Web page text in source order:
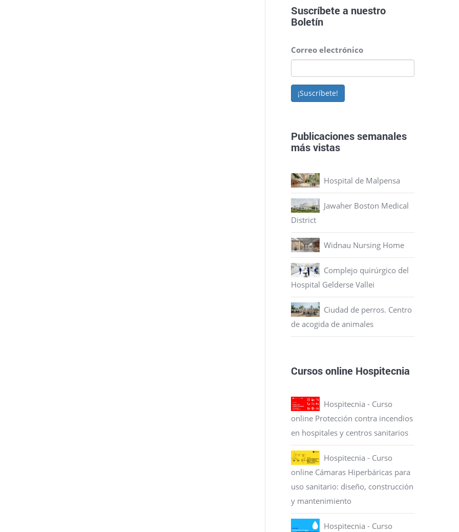
Suscríbete a nuestro
Boletín
Correo electrónico
¡Suscríbete!
Publicaciones semanales
más vistas
Hospital de Malpensa
Jawaher Boston Medical
District
Widnau Nursing Home
Complejo quirúrgico del
Hospital Gelderse Vallei
Ciudad de perros. Centro
de acogida de animales
Cursos online Hospitecnia
Hospitecnia - Curso
online Protección contra incendios
en hospitales y centros sanitarios
Hospitecnia - Curso
online Cámaras Hiperbáricas para
uso sanitario: diseño, construcción
y mantenimiento
Hospitecnia - Curso